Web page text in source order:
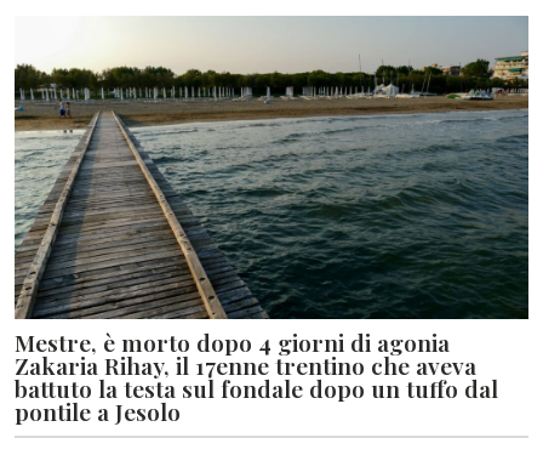
Mestre, è morto dopo 4 giorni di agonia
Zakaria Rihay, il 17enne trentino che aveva
battuto la testa sul fondale dopo un tuffo dal
pontile a Jesolo